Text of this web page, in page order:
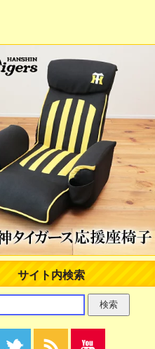
サイト内検索